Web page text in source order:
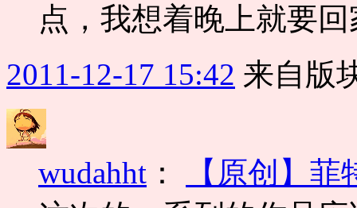
点，我想着晚上就要
2011-12-17 15:42 来自版
wudahht ：
【原创】